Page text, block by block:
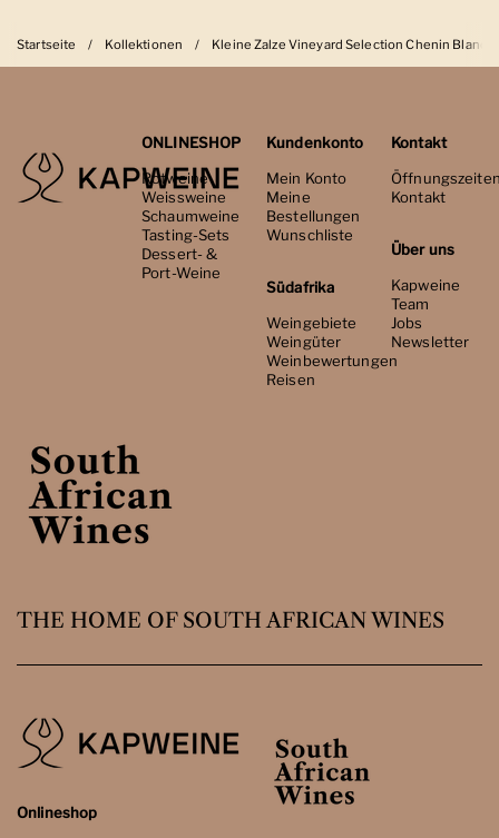
Startseite / Kollektionen / Kleine Zalze Vineyard Selection Chenin Blanc
ONLINESHOP
Rotweine
Weissweine
Schaumweine
Tasting-Sets
Dessert- &
Port-Weine
Kundenkonto
Mein Konto
Meine
Bestellungen
Wunschliste
Südafrika
Weingebiete
Weingüter
Weinbewertungen
Reisen
Kontakt
Kontakt
Über uns
Kapweine
Team
Jobs
Newsletter
THE HOME OF SOUTH AFRICAN WINES
Onlineshop